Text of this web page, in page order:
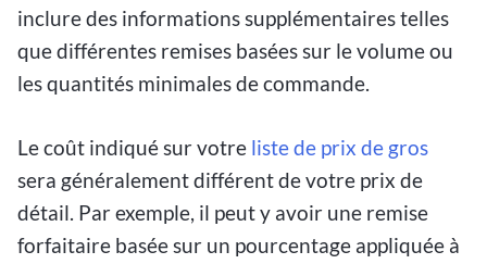
inclure des informations supplémentaires telles
que différentes remises basées sur le volume ou
les quantités minimales de commande.
Le coût indiqué sur votre liste de prix de gros
sera généralement différent de votre prix de
détail. Par exemple, il peut y avoir une remise
forfaitaire basée sur un pourcentage appliquée à